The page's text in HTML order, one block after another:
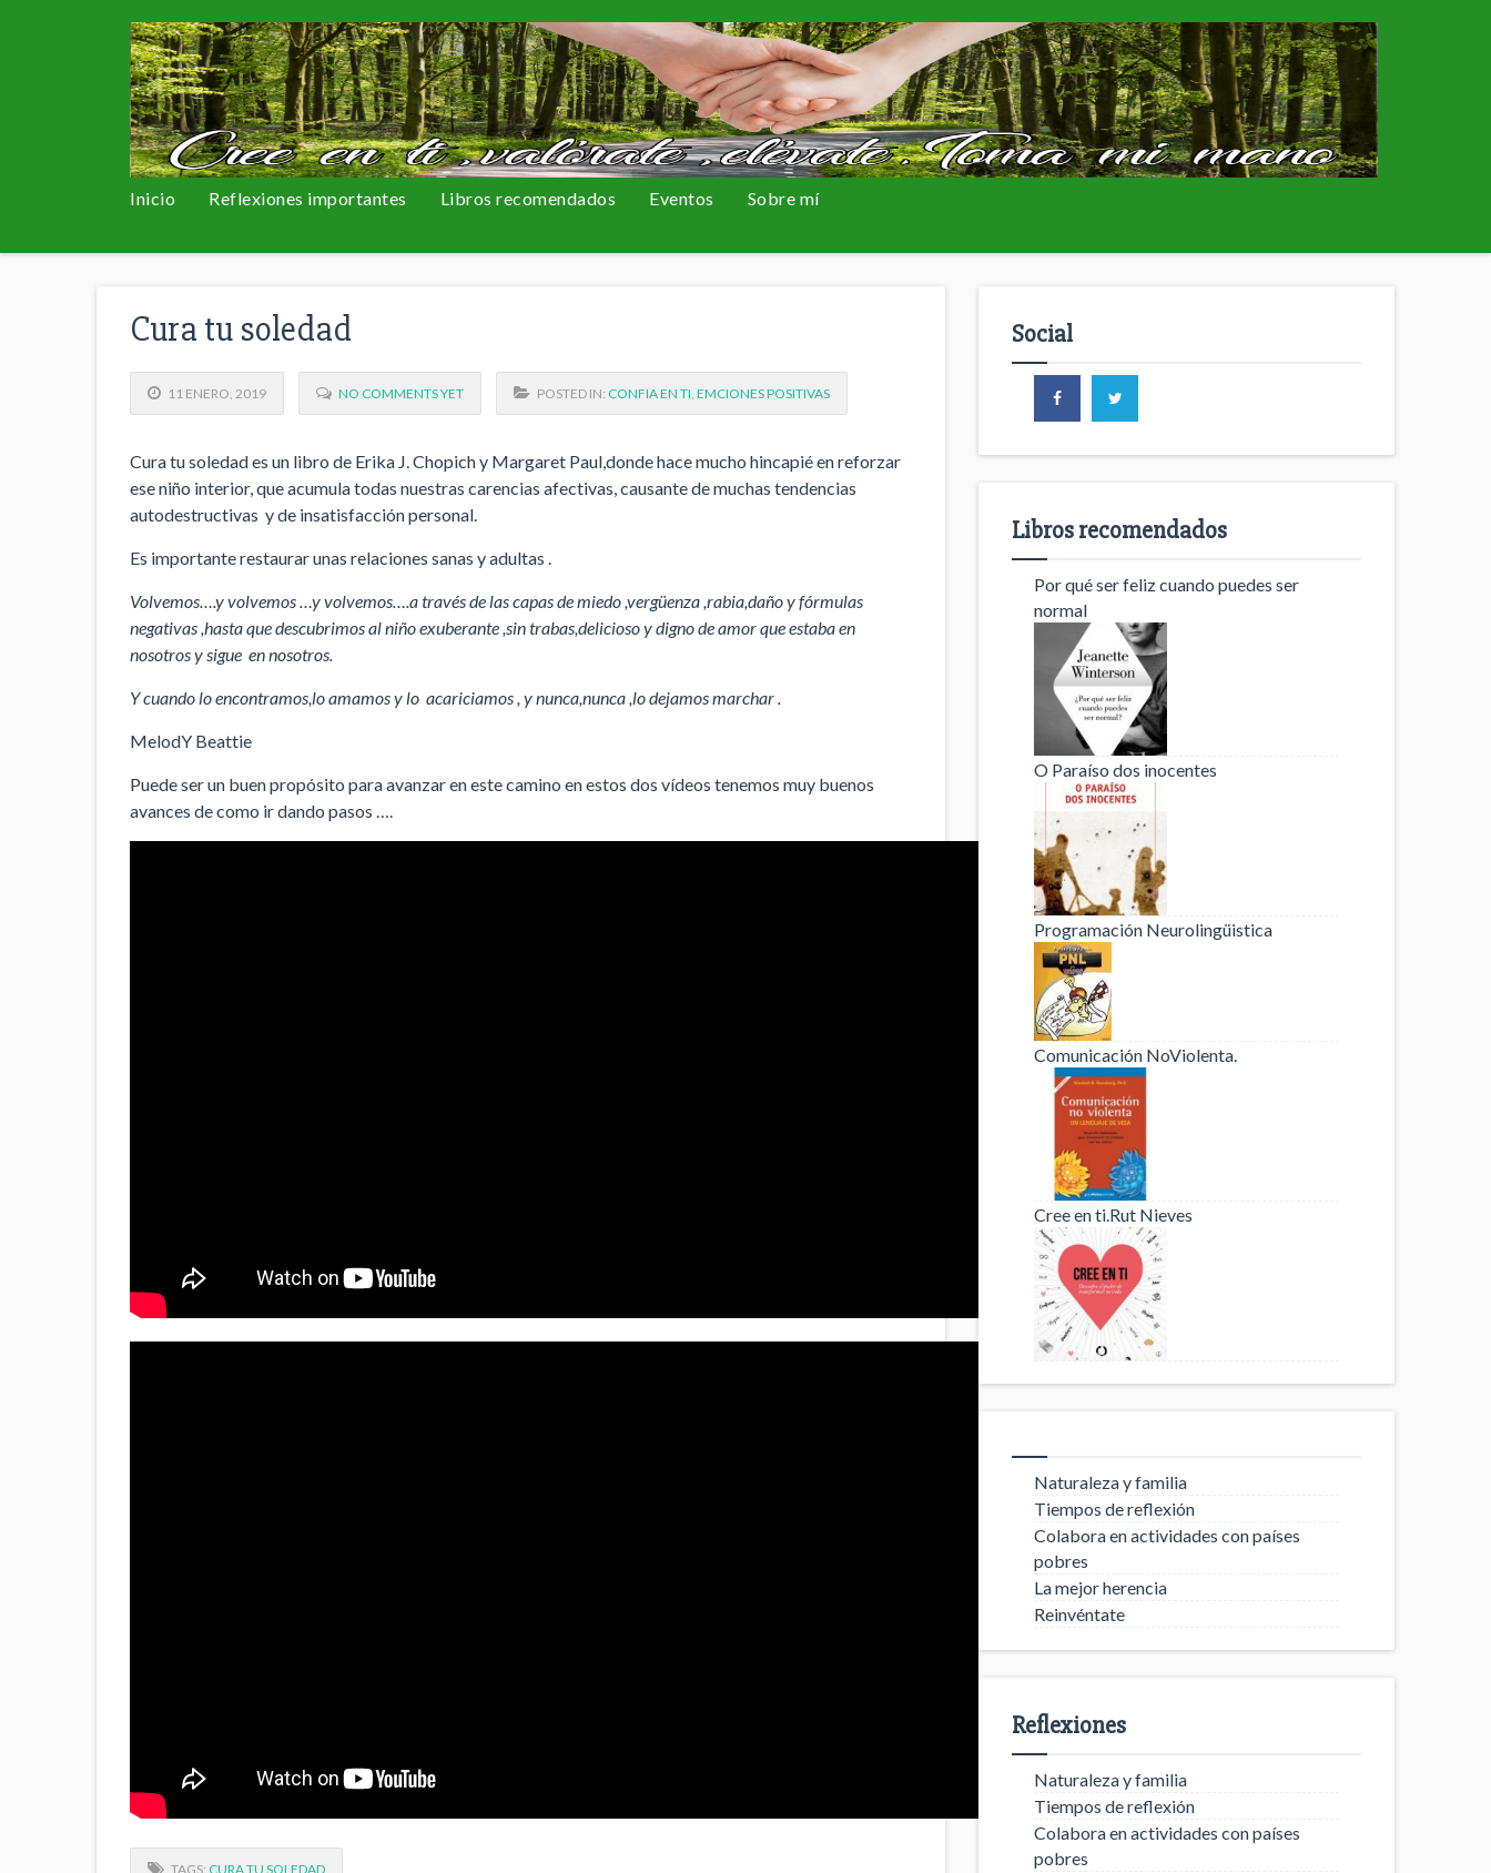
Inicio Reflexiones importantes Libros recomendados Eventos Sobre mí
Cura tu soledad
11 ENERO, 2019 NO COMMENTS YET POSTED IN: CONFIA EN TI EMCIONES POSITIVAS
Cura tu soledad es un libro de Erika J. Chopich y Margaret Paul,donde hace mucho hincapié en reforzar
ese niño interior, que acumula todas nuestras carencias afectivas, causante de muchas tendencias
autodestructivas y de insatisfacción personal.
Es importante restaurar unas relaciones sanas y adultas .
Volvemos….y volvemos …y volvemos….a través de las capas de miedo ,vergüenza ,rabia,daño y fórmulas
negativas ,hasta que descubrimos al niño exuberante ,sin trabas,delicioso y digno de amor que estaba en
nosotros y sigue en nosotros.
Y cuando lo encontramos,lo amamos y lo acariciamos , y nunca,nunca ,lo dejamos marchar .
MelodY Beattie
Puede ser un buen propósito para avanzar en este camino en estos dos vídeos tenemos muy buenos
avances de como ir dando pasos ….
TAGS: CURA TU SOLEDAD
Social
Libros recomendados
Por qué ser feliz cuando puedes ser
normal
O Paraíso dos inocentes
Programación Neurolingüistica
Comunicación NoViolenta.
Cree en ti.Rut Nieves
Naturaleza y familia
Tiempos de reflexión
Colabora en actividades con países
pobres
La mejor herencia
Reinvéntate
Reflexiones
Naturaleza y familia
Tiempos de reflexión
Colabora en actividades con países
pobres